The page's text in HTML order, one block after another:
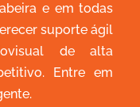
e em todas
suporte ágil
de alta
Entre em